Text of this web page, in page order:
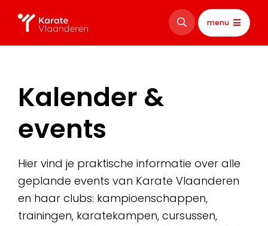
menu
Kalender &
events
Hier vind je praktische informatie over alle
geplande events van Karate Vlaanderen
en haar clubs: kampioenschappen,
trainingen, karatekampen, cursussen,